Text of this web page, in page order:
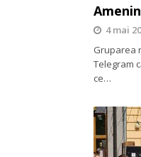
4 mai
Gruparea
Telegram
ce…